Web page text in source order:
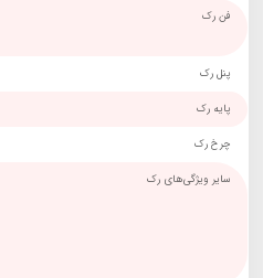
فن رک
پنل رک
پایه رک
چرخ رک
سایر ویژگی‌های رک